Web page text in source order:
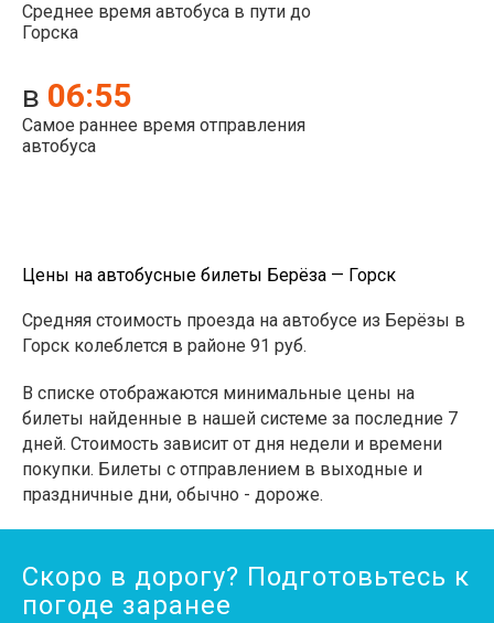
Среднее время автобуса в пути до
Горска
в 06:55
Самое раннее время отправления
автобуса
Цены на автобусные билеты Берёза — Горск
Средняя стоимость проезда на автобусе из Берёзы в
Горск колеблется в районе 91 руб.
В списке отображаются минимальные цены на
билеты найденные в нашей системе за последние 7
дней. Стоимость зависит от дня недели и времени
покупки. Билеты с отправлением в выходные и
праздничные дни, обычно - дороже.
Скоро в дорогу? Подготовьтесь к
погоде заранее